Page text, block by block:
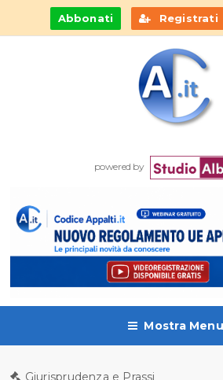
Abbonati Registrati
powered by
Mostra Menu
Giurisprudenza e Prassi